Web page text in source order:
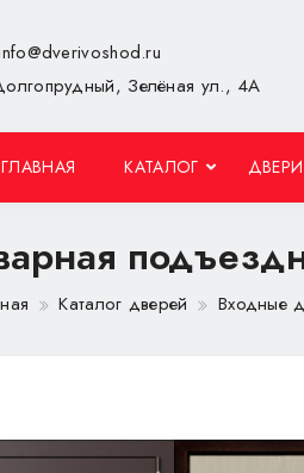
Зелёная ул., 4А
ГЛАВНАЯ КАТАЛОГ
Каталог дверей Входные